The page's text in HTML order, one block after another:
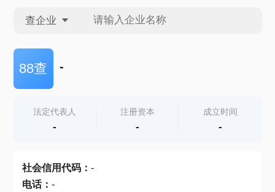
查企业
查企业
查产地
88查 -
法定代表人
-
注册资本
-
成立时间
-
社会信用代码： -
电话： -